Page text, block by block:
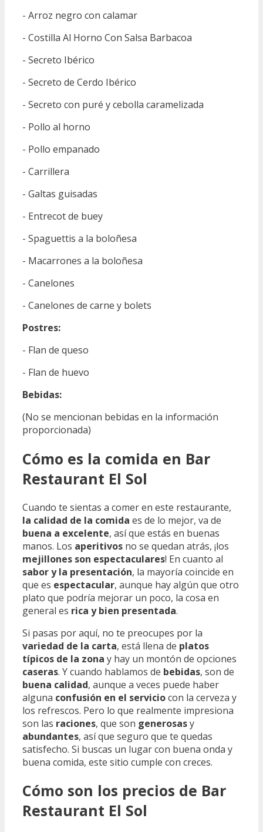
- Arroz negro con calamar
- Costilla Al Horno Con Salsa Barbacoa
- Secreto Ibérico
- Secreto de Cerdo Ibérico
- Secreto con puré y cebolla caramelizada
- Pollo al horno
- Pollo empanado
- Carrillera
- Galtas guisadas
- Entrecot de buey
- Spaguettis a la boloñesa
- Macarrones a la boloñesa
- Canelones
- Canelones de carne y bolets
Postres:
- Flan de queso
- Flan de huevo
Bebidas:
(No se mencionan bebidas en la información
proporcionada)
Cómo es la comida en Bar
Restaurant El Sol
Cuando te sientas a comer en este restaurante,
la calidad de la comida es de lo mejor, va de
buena a excelente, así que estás en buenas
manos. Los aperitivos no se quedan atrás, ¡los
mejillones son espectaculares! En cuanto al
sabor y la presentación, la mayoría coincide en
que es espectacular, aunque hay algún que otro
plato que podría mejorar un poco, la cosa en
general es rica y bien presentada.
Si pasas por aquí, no te preocupes por la
variedad de la carta, está llena de platos
típicos de la zona y hay un montón de opciones
caseras. Y cuando hablamos de bebidas, son de
buena calidad, aunque a veces puede haber
alguna confusión en el serviciocon la cerveza y
los refrescos. Pero lo que realmente impresiona
son las raciones, que son generosasy
abundantes, así que seguro que te quedas
satisfecho. Si buscas un lugar con buena onda y
buena comida, este sitio cumple con creces.
Cómo son los precios de Bar
Restaurant El Sol